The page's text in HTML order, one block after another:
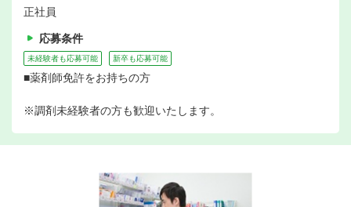
正社員
応募条件
未経験者も応募可能 新卒も応募可能
■薬剤師免許をお持ちの方
※調剤未経験者の方も歓迎いたします。